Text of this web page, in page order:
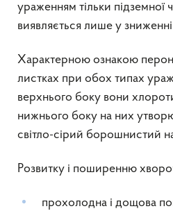
ураженням тільки
виявляється лише у
Характерною ознакою
листках при обох типах
верхнього боку вони
нижнього боку на них
світло-сірий борошнистий
Розвитку і поширенню
прохолодна і дощова